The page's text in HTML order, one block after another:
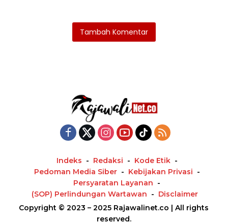
Tambah Komentar
Indeks Redaksi
Kode Etik
Pedoman Media Siber
Kebijakan Privasi
Persyaratan Layanan
(SOP) Perlindungan Wartawan
Disclaimer
Copyright © 2023 – 2025 Rajawalinet.co | All rights
reserved.